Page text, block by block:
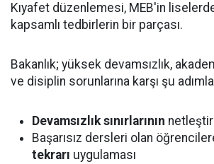
Kıyafet düzenlemesi, MEB'in
kapsamlı tedbirlerin bir parçası.
Bakanlık; yüksek devamsızlık,
ve disiplin sorunlarına karşı şu
Devamsızlık sınırlarının
Başarısız dersleri olan
tekrarı uygulaması